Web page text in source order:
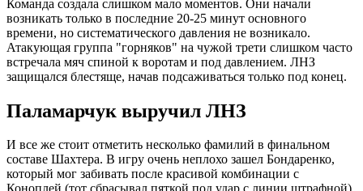
Команда создала слишком мало моментов. Они начали
возникать только в последние 20-25 минут основного
времени, но систематического давления не возникало.
Атакующая группа "горняков" на чужой трети слишком часто
встречала мяч спиной к воротам и под давлением. ЛНЗ
защищался блестяще, начав подсаживаться только под конец.
Паламарчук выручил ЛНЗ
И все же стоит отметить несколько фамилий в финальном
составе Шахтера. В игру очень неплохо зашел Бондаренко,
который мог забивать после красивой комбинации с